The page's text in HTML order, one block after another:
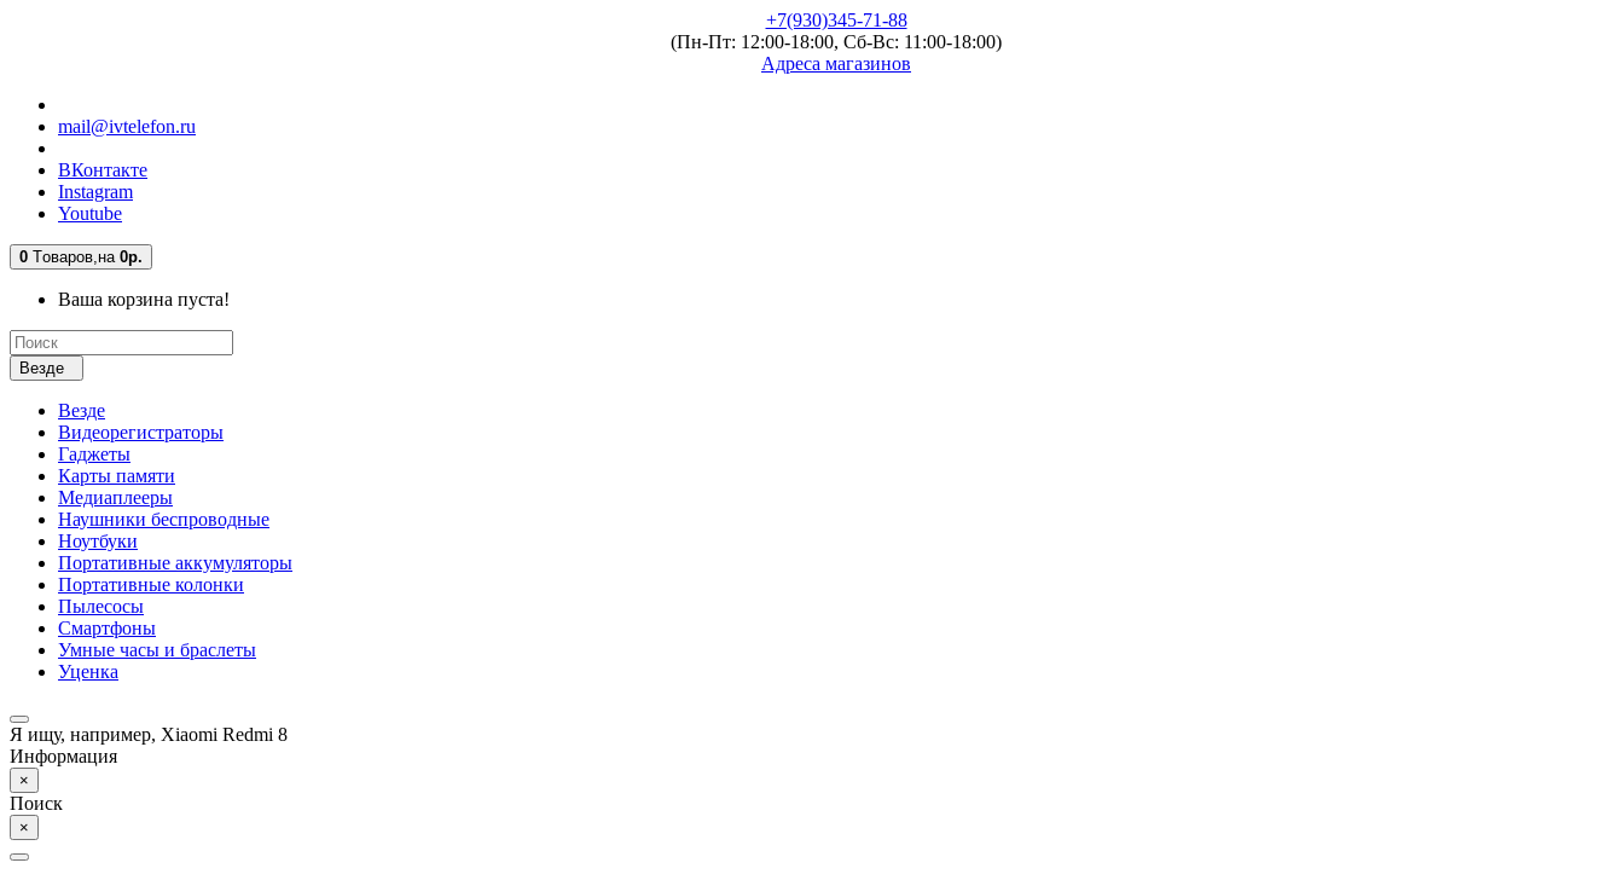
+7(930)345-71-88
(Пн-Пт: 12:00-18:00, Сб-Вс: 11:00-18:00)
Адреса магазинов
mail@ivtelefon.ru
ВКонтакте
Instagram
Youtube
0 Tоваров,на 0р.
Ваша корзина пуста!
Везде
Везде
Видеорегистраторы
Гаджеты
Карты памяти
Медиаплееры
Наушники беспроводные
Ноутбуки
Портативные аккумуляторы
Портативные колонки
Пылесосы
Смартфоны
Умные часы и браслеты
Уценка
Я ищу, например, Xiaomi Redmi 8
Информация
×
Поиск
×